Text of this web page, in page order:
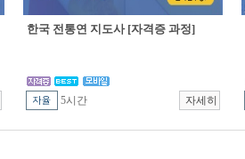
한국 전통연 지도사 [자격증 과정]
5시간